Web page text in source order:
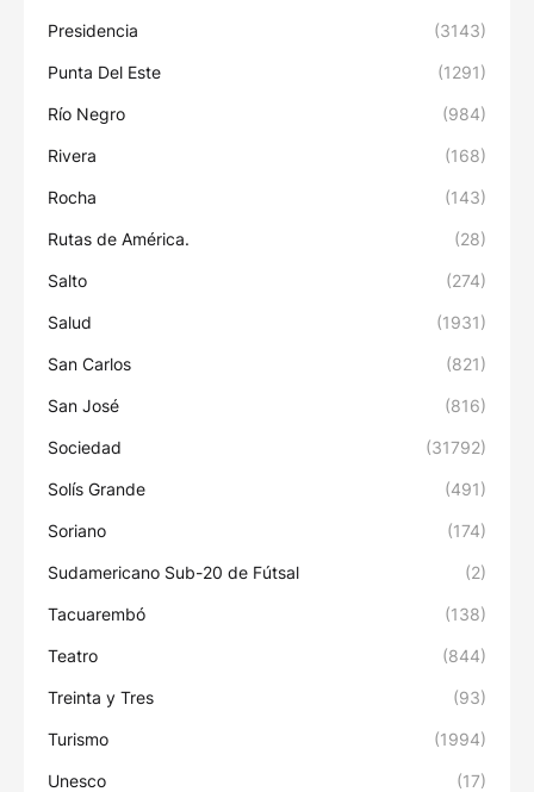
Presidencia (3143)
Punta Del Este (1291)
Río Negro (984)
Rivera (168)
Rocha (143)
Rutas de América. (28)
Salto (274)
Salud (1931)
San Carlos (821)
San José (816)
Sociedad (31792)
Solís Grande (491)
Soriano (174)
Sudamericano Sub-20 de Fútsal (2)
Tacuarembó (138)
Teatro (844)
Treinta y Tres (93)
Turismo (1994)
Unesco (17)